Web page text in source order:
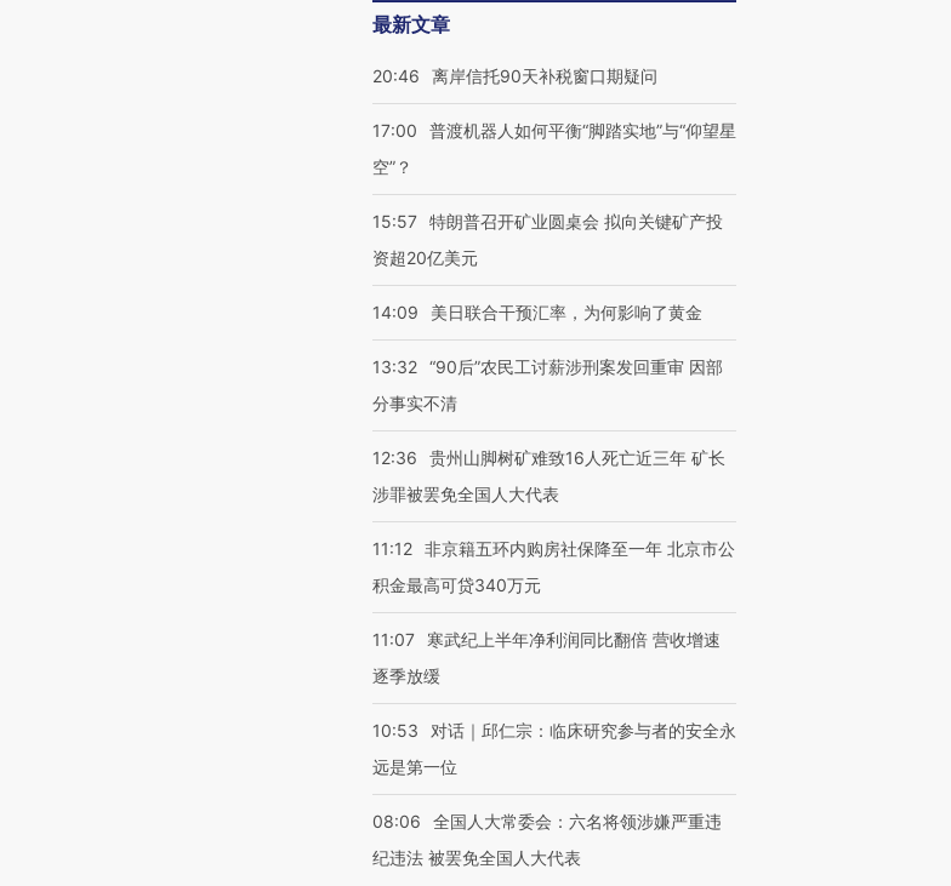
最新文章
20:46 离岸信托90天补税窗口期疑问
17:00
普渡机器人如何平衡“脚踏实地”与“仰望星
空”？
15:57 特朗普召开矿业圆桌会 拟向关键矿产投
资超20亿美元
14:09 美日联合干预汇率，为何影响了黄金
13:32 “90后”农民工讨薪涉刑案发回重审 因部
分事实不清
12:36
贵州山脚树矿难致16人死亡近三年 矿长
涉罪被罢免全国人大代表
11:12 非京籍五环内购房社保降至一年 北京市公
积金最高可贷340万元
11:07
寒武纪上半年净利润同比翻倍 营收增速
逐季放缓
10:53
对话｜邱仁宗：临床研究参与者的安全永
远是第一位
08:06
全国人大常委会：六名将领涉嫌严重违
纪违法 被罢免全国人大代表